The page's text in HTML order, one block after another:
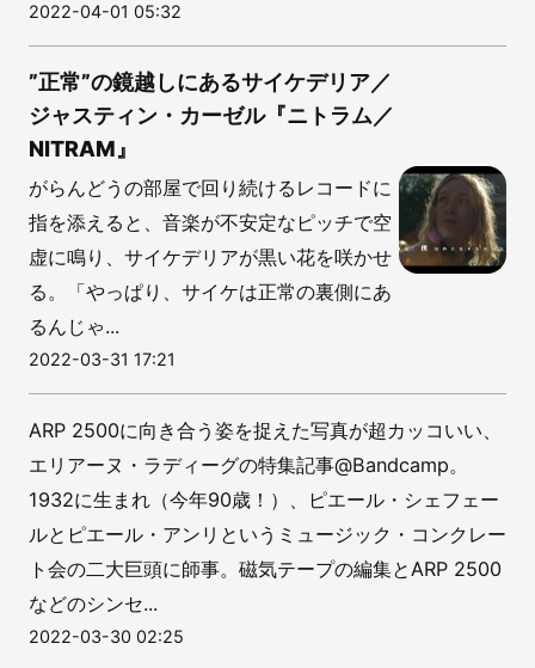
2022-04-01 05:32
”正常”の鏡越しにあるサイケデリア／
ジャスティン・カーゼル『ニトラム／
NITRAM』
がらんどうの部屋で回り続けるレコードに
指を添えると、音楽が不安定なピッチで空
虚に鳴り、サイケデリアが黒い花を咲かせ
る。「やっぱり、サイケは正常の裏側にあ
るんじゃ...
2022-03-31 17:21
ARP 2500に向き合う姿を捉えた写真が超カッコいい、
エリアーヌ・ラディーグの特集記事@Bandcamp。
1932に生まれ（今年90歳！）、ピエール・シェフェー
ルとピエール・アンリというミュージック・コンクレー
ト会の二大巨頭に師事。磁気テープの編集とARP 2500
などのシンセ...
2022-03-30 02:25